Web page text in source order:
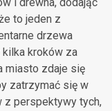
i drewna, dodając
to jeden z
drzewa
kroków za
miasto zdaje się
zatrzymać się w
z perspektywy tych,